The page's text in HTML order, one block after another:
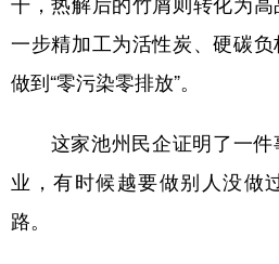
一步精加工为活性炭、硬碳
做到“零污染零排放”。
这家池州民企证明了一件
业，有时候越要做别人没做
路。